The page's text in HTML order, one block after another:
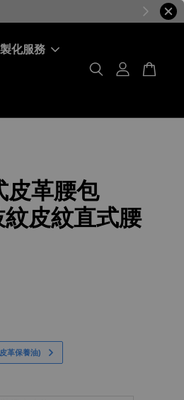
化服務
皮革腰包
皮紋直式腰
革保養油)